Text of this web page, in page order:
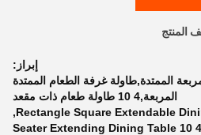
المنتج
إبراز:
الممتدة,طاولة غرفة الطعام الممتدة
المربعة,4 10 طاولة طعام ذات مقعد
Rectangle Square Extendable
,
4 10 Seater Extending Dining Table